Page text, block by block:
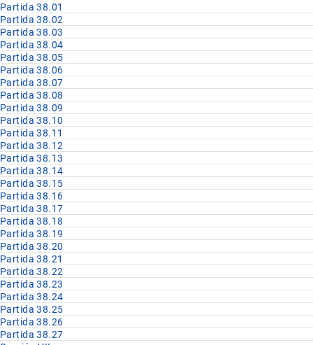
Partida 38.01
Partida 38.02
Partida 38.03
Partida 38.04
Partida 38.05
Partida 38.06
Partida 38.07
Partida 38.08
Partida 38.09
Partida 38.10
Partida 38.11
Partida 38.12
Partida 38.13
Partida 38.14
Partida 38.15
Partida 38.16
Partida 38.17
Partida 38.18
Partida 38.19
Partida 38.20
Partida 38.21
Partida 38.22
Partida 38.23
Partida 38.24
Partida 38.25
Partida 38.26
Partida 38.27